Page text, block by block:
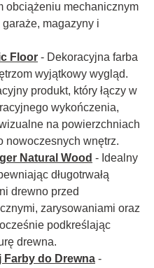
obciążeniu mechanicznym
magazyny i
Floor - Dekoracyjna farba
wyjątkowy wygląd.
produkt, który łączy w
wykończenia,
na powierzchniach
nowoczesnych wnętrz.
Natural Wood - Idealny
długotrwałą
drewno przed
zarysowaniami oraz
podkreślając
drewna.
Farby do Drewna -